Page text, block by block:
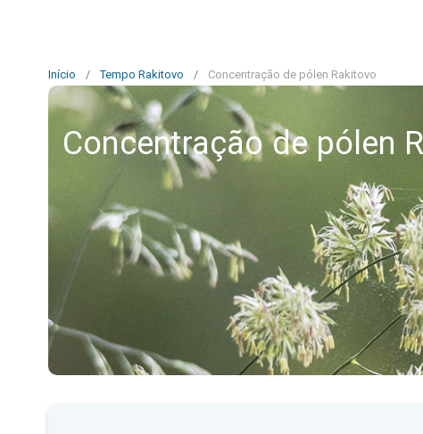
Início / Tempo Rakitovo / Concentração de pólen Rakitovo
Concentração de pólen